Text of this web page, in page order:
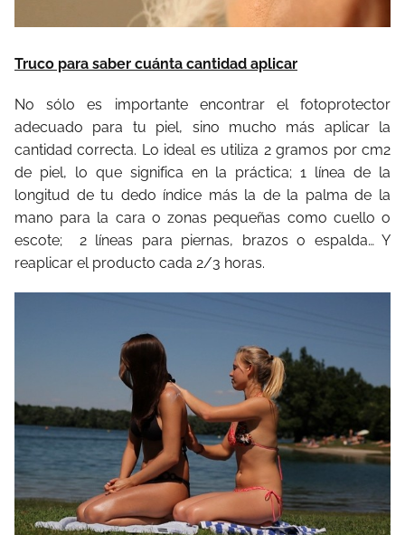
Truco para saber cuánta cantidad aplicar
No sólo es importante encontrar el fotoprotector
adecuado para tu piel, sino mucho más aplicar la
cantidad correcta. Lo ideal es utiliza 2 gramos por cm2
de piel, lo que significa en la práctica; 1 línea de la
longitud de tu dedo índice más la de la palma de la
mano para la cara o zonas pequeñas como cuello o
escote;
2 líneas para piernas, brazos o espalda… Y
reaplicar el producto cada 2/3 horas.